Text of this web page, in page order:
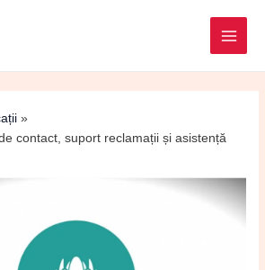
contact, suport reclamații și asistență